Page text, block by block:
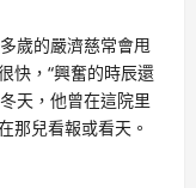
歲的嚴濟慈常會甩
快，“興奮的時辰還
天，他曾在這院里
那兒看報或看天。